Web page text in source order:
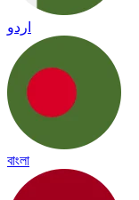
اردو
বাংলা